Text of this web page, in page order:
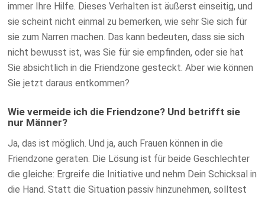
immer Ihre Hilfe. Dieses Verhalten ist äußerst einseitig, und
sie scheint nicht einmal zu bemerken, wie sehr Sie sich für
sie zum Narren machen. Das kann bedeuten, dass sie sich
nicht bewusst ist, was Sie für sie empfinden, oder sie hat
Sie absichtlich in die Friendzone gesteckt. Aber wie können
Sie jetzt daraus entkommen?
Wie vermeide ich die Friendzone? Und betrifft sie
nur Männer?
Ja, das ist möglich. Und ja, auch Frauen können in die
Friendzone geraten. Die Lösung ist für beide Geschlechter
die gleiche: Ergreife die Initiative und nehm Dein Schicksal in
die Hand. Statt die Situation passiv hinzunehmen, solltest